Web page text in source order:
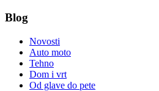
Blog
Novosti
Auto moto
Tehno
Dom i vrt
Od glave do pete